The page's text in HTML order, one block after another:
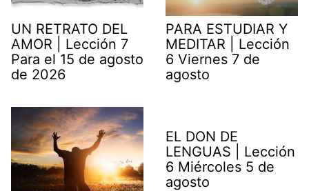
UN RETRATO DEL
AMOR | Lección 7
Para el 15 de agosto
de 2026
PARA ESTUDIAR Y
MEDITAR | Lección
6 Viernes 7 de
agosto
EL DON DE
LENGUAS | Lección
6 Miércoles 5 de
agosto